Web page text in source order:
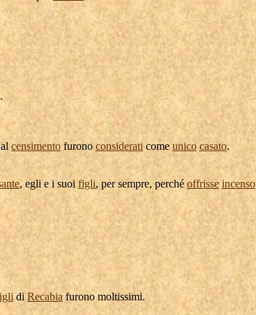
.
censimentofuronoconsiderati comeunico casato.
, egli e i suoi figli, per sempre, perchéoffrisse incenso
diRecabia furono moltissimi.